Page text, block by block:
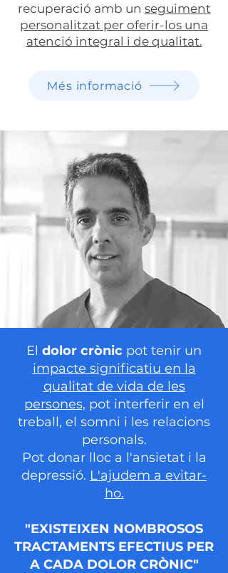
recuperació amb un seguiment
personalitzat per oferir-los una
atenció integral i de qualitat.
Més informació
El dolor crònic pot tenir un
impacte significatiu en la
qualitat de vida de les
persones, pot interferir en el
treball, el somni i les relacions
personals.
Pot donar lloc a l'ansietat i la
depressió. L'ajudem a evitar-
ho.
"EXISTEIXEN NOMBROSOS
TRACTAMENTS EFECTIUS PER
A CADA DOLOR CRÒNIC"